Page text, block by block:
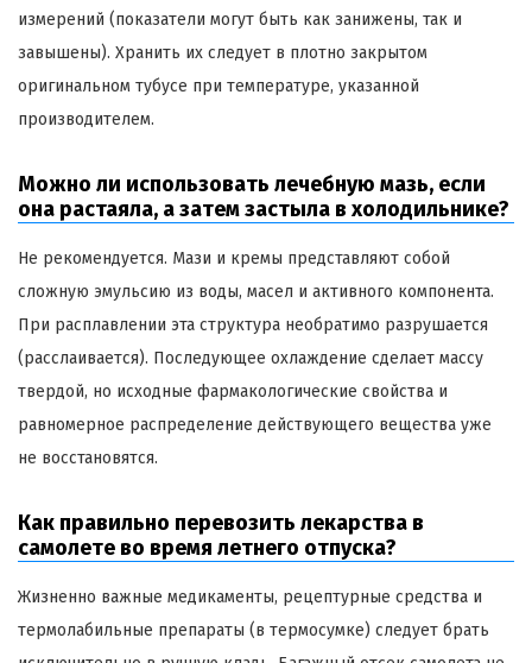
измерений (показатели могут быть как занижены, так и
завышены). Хранить их следует в плотно закрытом
оригинальном тубусе при температуре, указанной
производителем.
Можно ли использовать лечебную мазь, если
она растаяла, а затем застыла в холодильнике?
Не рекомендуется. Мази и кремы представляют собой
сложную эмульсию из воды, масел и активного компонента.
При расплавлении эта структура необратимо разрушается
(расслаивается). Последующее охлаждение сделает массу
твердой, но исходные фармакологические свойства и
равномерное распределение действующего вещества уже
не восстановятся.
Как правильно перевозить лекарства в
самолете во время летнего отпуска?
Жизненно важные медикаменты, рецептурные средства и
термолабильные препараты (в термосумке) следует брать